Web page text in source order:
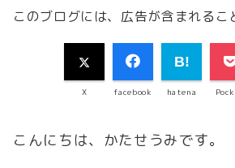
このブログには、広告が含まれるこ
X facebook hatena
こんにちは、かたせうみです。